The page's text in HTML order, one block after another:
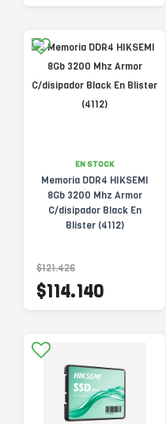
EN STOCK
Memoria DDR4 HIKSEMI
8Gb 3200 Mhz Armor
C/disipador Black En
Blister (4112)
$121.426
$114.140